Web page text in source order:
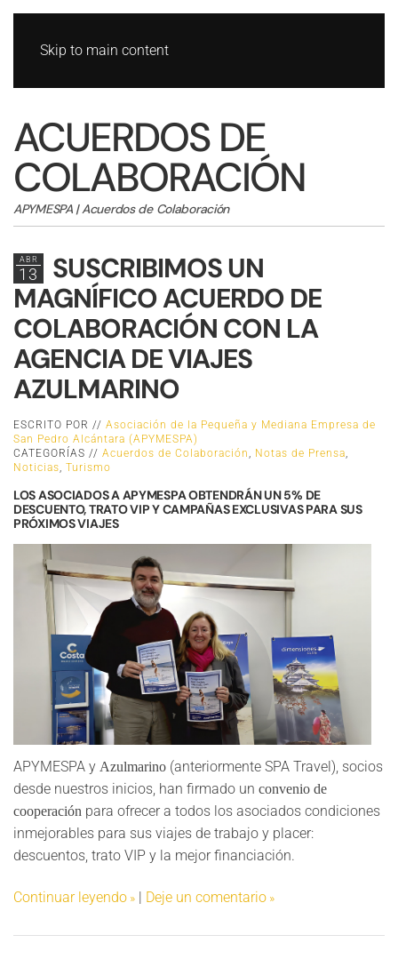
Skip to main content
ACUERDOS DE
COLABORACIÓN
APYMESPA | Acuerdos de Colaboración
ABR
13
SUSCRIBIMOS UN
MAGNÍFICO ACUERDO DE
COLABORACIÓN CON LA
AGENCIA DE VIAJES
AZULMARINO
ESCRITO POR // Asociación de la Pequeña y Mediana Empresa de
San Pedro Alcántara (APYMESPA)
CATEGORÍAS // Acuerdos de Colaboración Notas de Prensa
Noticias Turismo
LOS ASOCIADOS A APYMESPA OBTENDRÁN UN 5% DE
DESCUENTO, TRATO VIP Y CAMPAÑAS EXCLUSIVAS PARA SUS
PRÓXIMOS VIAJES
APYMESPA y Azulmarino (anteriormente SPA Travel), socios
desde nuestros inicios, han firmado un convenio de
cooperación para ofrecer a todos los asociados condiciones
inmejorables para sus viajes de trabajo y placer:
descuentos, trato VIP y la mejor financiación.
Continuar leyendo Deje un comentario